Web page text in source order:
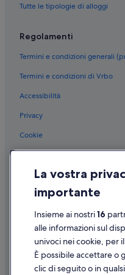
Isola Bella: hotel nelle vicinanze
Feriolo: Hotel storici
Feriolo: Hotel per chi ama
Baveno: Hotel per golfisti
Baveno: Hotel per fare
Baveno: Hotel con animali
Baveno: Hotel per famiglie
Baveno: Hotel con piscina
Baveno: Hotel di lusso
Baveno: Resort e hotel con spa
Baveno: Hotel con bar
Baveno: Hotel sulla spiaggia
Baveno: Hotel storici
Tutte le tipologie di alloggi
Regolamenti
Termini e condizioni generali
Termini e condizioni di Vrbo
Accessibilità
Privacy
Cookie
Informazioni legali/Contatti
Linee guida sui contenuti e
Supporto
Assistenza clienti
Contattaci
La vostra
importante
Insieme ai nostri16
alle informazioni sul
univoci nei cookie, per
È possibile accettare o
clic di seguito o in